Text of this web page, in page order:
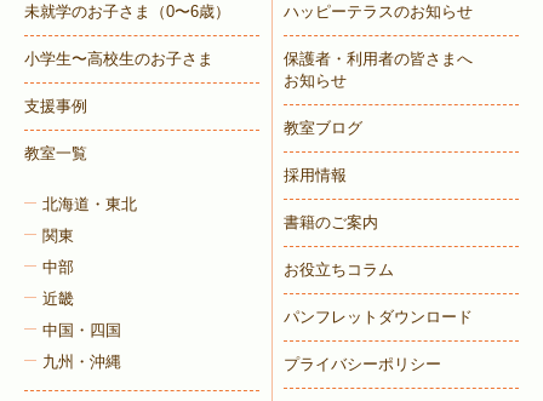
未就学のお子さま （0〜6歳）
小学生〜高校生のお子さま
支援事例
教室一覧
北海道・東北
関東
中部
近畿
中国・四国
九州・沖縄
ハッピーテラスのお知らせ
保護者・利用者の皆さまへ
お知らせ
教室ブログ
採用情報
書籍のご案内
お役立ちコラム
パンフレットダウンロード
プライバシーポリシー